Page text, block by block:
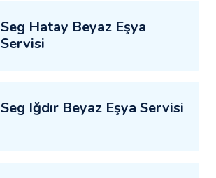
Seg Hatay Beyaz Eşya
Servisi
Seg Iğdır Beyaz Eşya Servisi